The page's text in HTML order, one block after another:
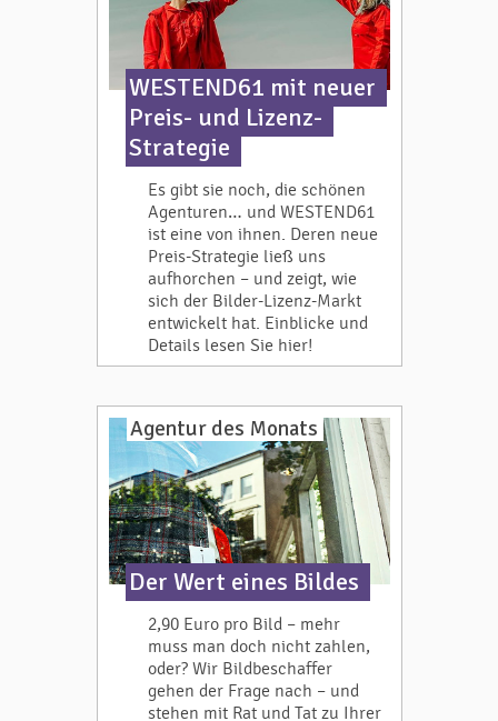
WESTEND61 mit neuer
Preis- und Lizenz-
Strategie
Es gibt sie noch, die schönen
Agenturen… und WESTEND61
ist eine von ihnen. Deren neue
Preis-Strategie ließ uns
aufhorchen – und zeigt, wie
sich der Bilder-Lizenz-Markt
entwickelt hat. Einblicke und
Details lesen Sie hier!
Agentur des Monats
Der Wert eines Bildes
2,90 Euro pro Bild – mehr
muss man doch nicht zahlen,
oder? Wir Bildbeschaffer
gehen der Frage nach – und
stehen mit Rat und Tat zu Ihrer